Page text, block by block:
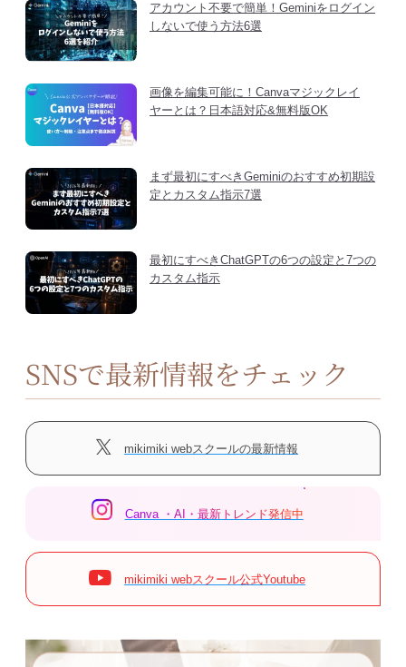
アカウント不要で簡単！Geminiをログイン
しないで使う方法6選
画像を編集可能に！Canvaマジックレイ
ヤーとは？日本語対応&無料版OK
まず最初にすべきGeminiのおすすめ初期設
定とカスタム指示7選
最初にすべきChatGPTの6つの設定と7つの
カスタム指示
SNSで最新情報をチェック
mikimiki webスクールの最新情報
Canva ・AI・最新トレンド発信中
mikimiki webスクール公式Youtube